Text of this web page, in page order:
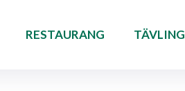
RESTAURANG TÄVLING